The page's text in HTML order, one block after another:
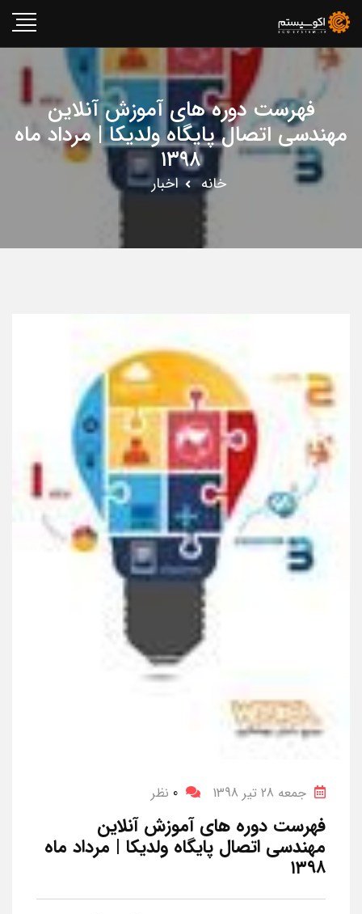
فهرست دوره های آموزش آنلاین
مهندسی اتصال پایگاه ولدیکا | مرداد ماه
۱۳۹۸
خانه اخبار
جمعه 28 تیر 1398 0 نظر
فهرست دوره های آموزش آنلاین
مهندسی اتصال پایگاه ولدیکا | مرداد ماه
۱۳۹۸